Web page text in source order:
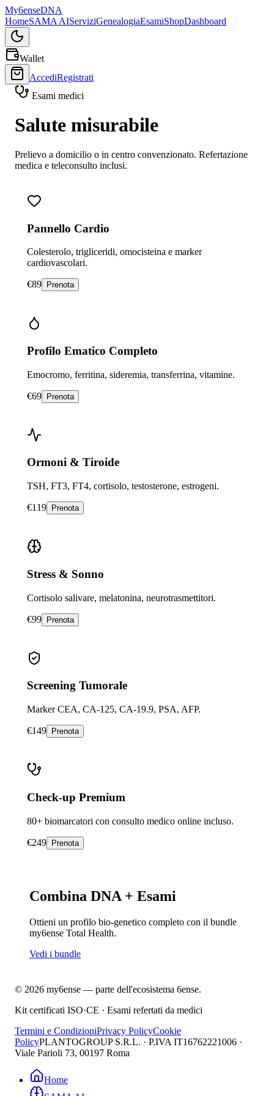
My6enseDNA
HomeSAMA AIServiziGenealogiaEsamiShopDashboard
Wallet
AccediRegistrati
Esami medici
Salute misurabile
Prelievo a domicilio o in centro convenzionato. Refertazione
medica e teleconsulto inclusi.
Pannello Cardio
Colesterolo, trigliceridi, omocisteina e marker
cardiovascolari.
€89 Prenota
Profilo Ematico Completo
Emocromo, ferritina, sideremia, transferrina, vitamine.
€69 Prenota
Ormoni & Tiroide
TSH, FT3, FT4, cortisolo, testosterone, estrogeni.
€119 Prenota
Stress & Sonno
Cortisolo salivare, melatonina, neurotrasmettitori.
€99 Prenota
Screening Tumorale
Marker CEA, CA-125, CA-19.9, PSA, AFP.
€149 Prenota
Check-up Premium
80+ biomarcatori con consulto medico online incluso.
€249 Prenota
Combina DNA + Esami
Ottieni un profilo bio-genetico completo con il bundle
my6ense Total Health.
Vedi i bundle
© 2026 my6ense — parte dell'ecosistema 6ense.
Kit certificati ISO·CE · Esami refertati da medici
Termini e CondizioniPrivacy PolicyCookie
PolicyPLANTOGROUP S.R.L. · P.IVA IT16762221006 ·
Viale Parioli 73, 00197 Roma
Home